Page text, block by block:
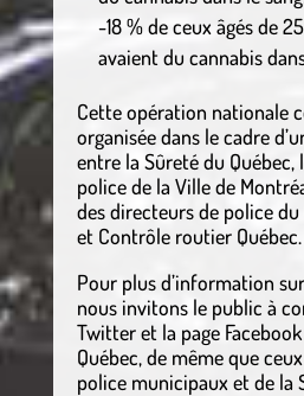
-18 % de ceux âgés de
avaient du cannabis
Cette opération nationale
organisée dans le cadre
entre la Sûreté du Québec,
police de la Ville de
des directeurs de police du
et Contrôle routier Québec.
Pour plus d’information
nous invitons le public à
Twitter et la page
Québec, de même que
police municipaux et de la